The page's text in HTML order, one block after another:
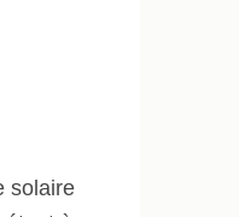
solaire